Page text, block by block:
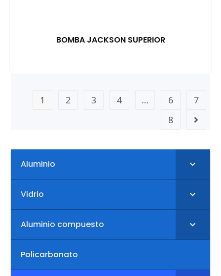
BOMBA JACKSON SUPERIOR
1 2 3 4 … 6
7
8
Aluminio
Vidrio
Aluminio compuesto
Policarbonato